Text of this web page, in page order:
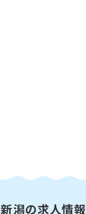
新潟の求人情報